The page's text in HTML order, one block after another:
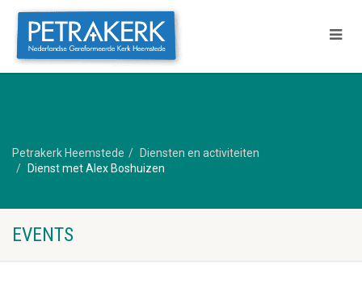
Petrakerk Heemstede
Diensten en activiteiten
Dienst met Alex Boshuizen
EVENTS